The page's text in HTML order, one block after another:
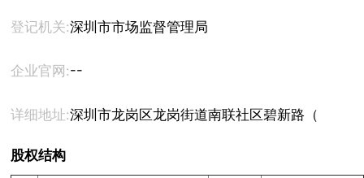
登记机关:深圳市市场监督管理局
企业官网:--
详细地址:深圳市龙岗区龙岗街道南联社区碧新路（龙岗
股权结构